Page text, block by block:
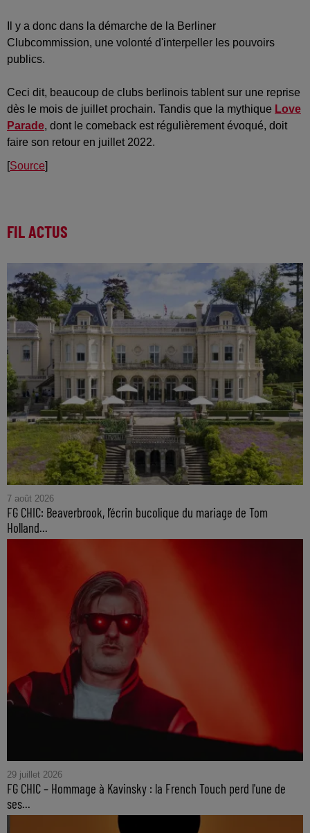
Il y a donc dans la démarche de la Berliner
Clubcommission, une volonté d'interpeller les pouvoirs
publics.
Ceci dit, beaucoup de clubs berlinois tablent sur une reprise
dès le mois de juillet prochain. Tandis que la mythique Love
Parade, dont le comeback est régulièrement évoqué, doit
faire son retour en juillet 2022.
[Source]
FIL ACTUS
7 août 2026
FG CHIC: Beaverbrook, l’écrin bucolique du mariage de Tom
Holland...
29 juillet 2026
FG CHIC – Hommage à Kavinsky : la French Touch perd l'une de
ses...